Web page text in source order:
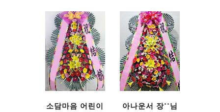
소담마음 어린이
아나운서 장**님